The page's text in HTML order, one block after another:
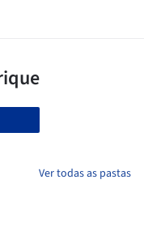
Ver todas as pastas